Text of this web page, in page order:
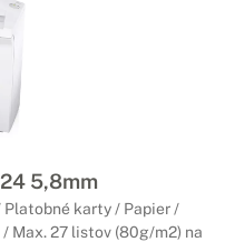
5,8mm
Platobné karty / Papier /
Max. 27 listov (80g/m2) na